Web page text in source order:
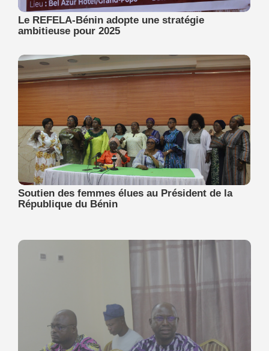
Le REFELA-Bénin adopte une stratégie
ambitieuse pour 2025
Soutien des femmes élues au Président de la
République du Bénin